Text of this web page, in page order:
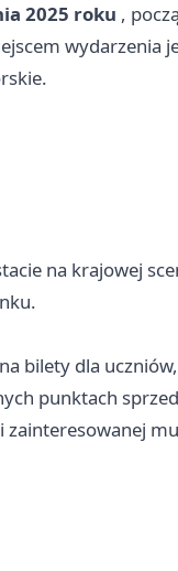
2025 roku ,
wydarzenia
na krajowej
bilety dla
punktach